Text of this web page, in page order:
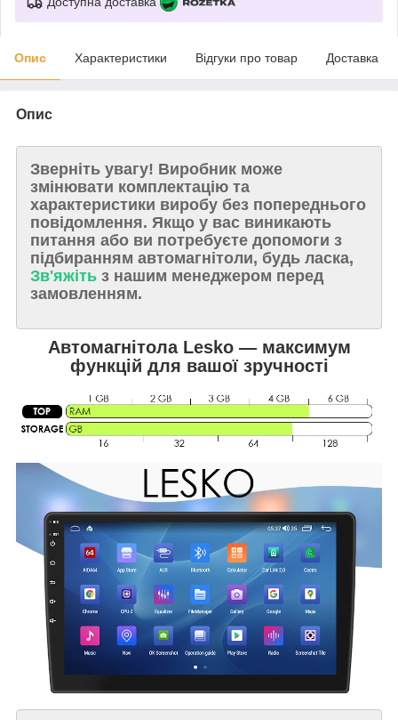
Опис Характеристики Відгуки про товар Доставка
Опис
Зверніть увагу! Виробник може
змінювати комплектацію та
характеристики виробу без попереднього
повідомлення. Якщо у вас виникають
питання або ви потребуєте допомоги з
підбиранням автомагнітоли, будь ласка,
Зв'яжіть з нашим менеджером перед
замовленням.
Автомагнітола Lesko — максимум
функцій для вашої зручності